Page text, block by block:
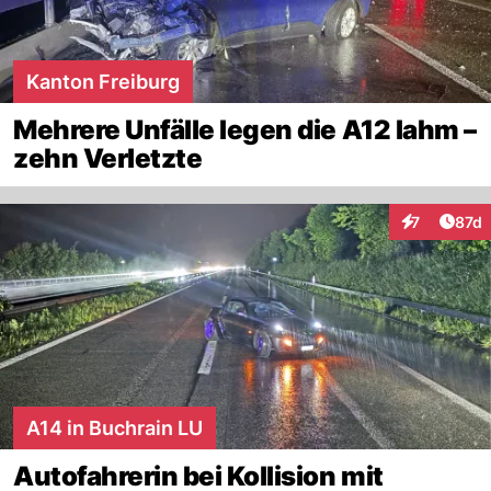
Kanton Freiburg
Mehrere Unfälle legen die A12 lahm –
zehn Verletzte
7 87d
A14 in Buchrain LU
Autofahrerin bei Kollision mit